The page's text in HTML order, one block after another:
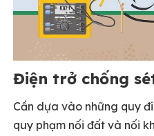
Điện trở chống
Cần dựa vào những quy
quy phạm nối đất và nối